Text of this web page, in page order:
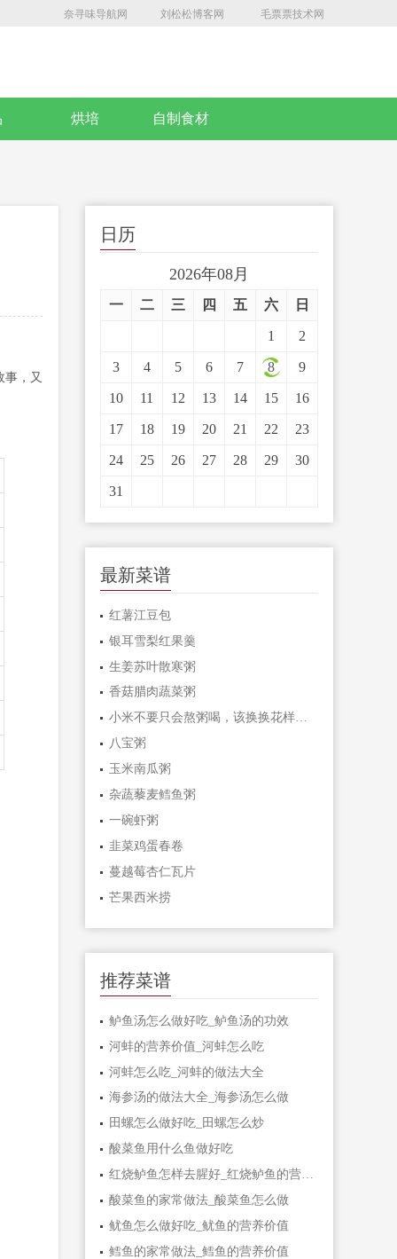
奈寻味导航网 刘松松博客网 毛票票技术网
烘培 自制食材
事，又
日历
2026年08月
一 二 三 四 五 六 日
1 2
3 4 5 6 7 8 9
10 11 12 13 14 15 16
17 18 19 20 21 22 23
24 25 26 27 28 29 30
31
最新菜谱
红薯江豆包
银耳雪梨红果羹
生姜苏叶散寒粥
香菇腊肉蔬菜粥
小米不要只会熬粥喝，该换换花样啦！
八宝粥
玉米南瓜粥
杂蔬藜麦鳕鱼粥
一碗虾粥
韭菜鸡蛋春卷
蔓越莓杏仁瓦片
芒果西米捞
推荐菜谱
鲈鱼汤怎么做好吃_鲈鱼汤的功效
河蚌的营养价值_河蚌怎么吃
河蚌怎么吃_河蚌的做法大全
海参汤的做法大全_海参汤怎么做
田螺怎么做好吃_田螺怎么炒
酸菜鱼用什么鱼做好吃
红烧鲈鱼怎样去腥好_红烧鲈鱼的营养价值
酸菜鱼的家常做法_酸菜鱼怎么做
鱿鱼怎么做好吃_鱿鱼的营养价值
鳕鱼的家常做法_鳕鱼的营养价值